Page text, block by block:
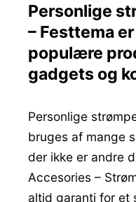
Personlige
– Festtema
populære
gadgets og
Personlige
bruges af mange
der ikke er andre
Accesories –
altid garanti for et